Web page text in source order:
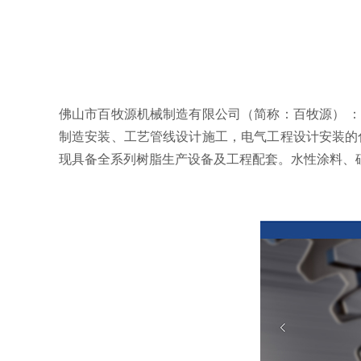
佛山市百牧源机械制造有限公司（简称：百牧源）
制造安装、工艺管线设计施工，电气工程设计安装
现具备全系列树脂生产设备及工程配套。水性涂料